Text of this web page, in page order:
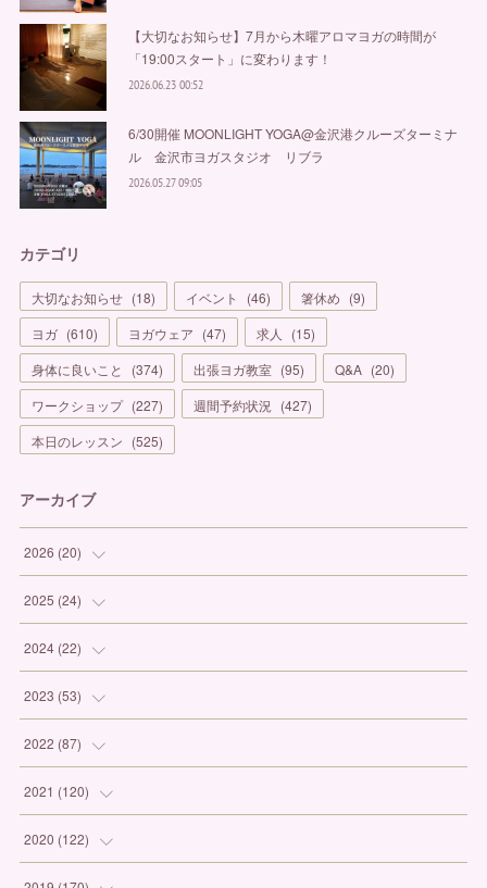
【大切なお知らせ】7月から木曜アロマヨガの時間が
「19:00スタート」に変わります！
2026.06.23 00:52
6/30開催 MOONLIGHT YOGA@金沢港クルーズターミナ
ル 金沢市ヨガスタジオ リブラ
2026.05.27 09:05
カテゴリ
大切なお知らせ (18) イベント (46) 箸休め (9)
ヨガ (610) ヨガウェア (47) 求人 (15)
身体に良いこと
(374) 出張ヨガ教室 (95) Q&A (20)
ワークショップ (227) 週間予約状況 (427)
本日のレッスン (525)
アーカイブ
2026 (20)
(1
(3
(6
(5
2025 (24)
(1
(7
(3
(4)
2024 (22)
(1
(1
(2)
(2)
2023 (53)
(6
(1)
(3)
(3)
2022 (87)
(12
(9)
(12
2021 (120)
(10
(11
2020 (122)